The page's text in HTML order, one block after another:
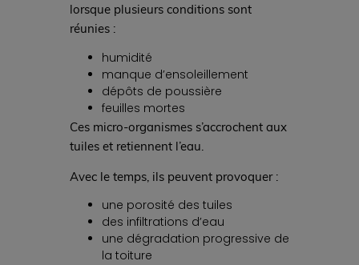
lorsque plusieurs conditions sont
réunies :
humidité
manque d’ensoleillement
dépôts de poussière
feuilles mortes
Ces micro-organismes s’accrochent aux
tuiles et retiennent l’eau.
Avec le temps, ils peuvent provoquer :
une porosité des tuiles
des infiltrations d’eau
une dégradation progressive de
la toiture